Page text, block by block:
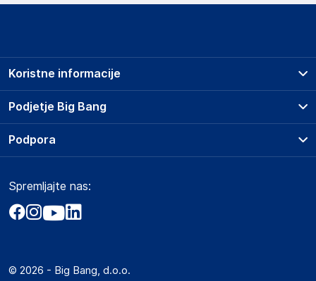
Podjetje Big Bang
O podjetju
Obvestila za javnost
Akt o digitalnih storitvah
Marketplace za partnerje
Koristne informacije
Prodajna mesta
Storitve
Dostava, vnos in odvoz
Zavarovanje izdelkov
Podpora
Marketplace
Kako oddati naročilo?
Spremljajte nas:
© 2026 - Big Bang, d.o.o.